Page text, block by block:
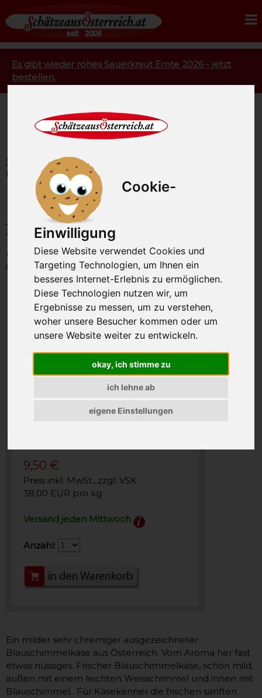
Cookie-
Einwilligung
Diese Website verwendet Cookies und
Targeting Technologien, um Ihnen ein
besseres Internet-Erlebnis zu ermöglichen.
Diese Technologien nutzen wir, um
Ergebnisse zu messen, um zu verstehen,
woher unsere Besucher kommen oder um
unsere Website weiter zu entwickeln.
okay, ich stimme zu
ich lehne ab
eigene Einstellungen
Es gibt wieder rohes Sauerkraut Ernte 2026 - jetzt
bestellen.
Startseite Rohmilchkäse
Blauschimmelkäse BIO 250g
Blauschimmelkäse BIO
250g
unsere Artikel-Nummer: SAO2598
Gewicht: 250g
9,50 €
Preis inkl. MwSt., zzgl. VSK
38,00 EUR pro kg
Versand jeden Mittwoch
Anzahl:
Ein milder sehr chremiger ausgezeichneter
Blauschimmelkäse aus Österreich. Vom Aroma her fast
etwas nussiges. Frischer Blauschimmelkäse, schön mild,
außen mit einem leichten Weisschimmel und innen mit
Blauschimmel. Für Käsekenner die frischen sanften